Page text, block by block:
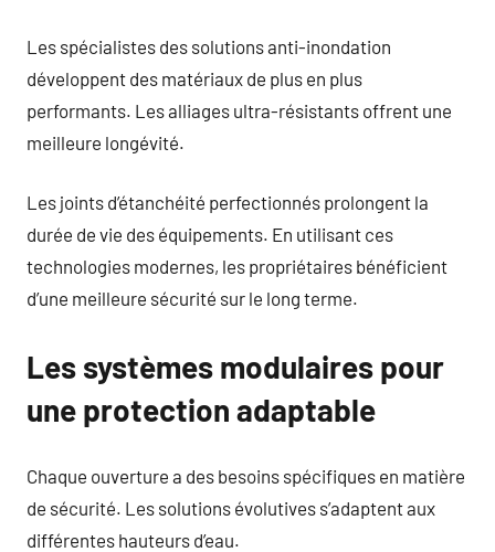
Les spécialistes des solutions anti-inondation
développent des matériaux de plus en plus
performants. Les alliages ultra-résistants offrent une
meilleure longévité.
Les joints d’étanchéité perfectionnés prolongent la
durée de vie des équipements. En utilisant ces
technologies modernes, les propriétaires bénéficient
d’une meilleure sécurité sur le long terme.
Les systèmes modulaires pour
une protection adaptable
Chaque ouverture a des besoins spécifiques en matière
de sécurité. Les solutions évolutives s’adaptent aux
différentes hauteurs d’eau.